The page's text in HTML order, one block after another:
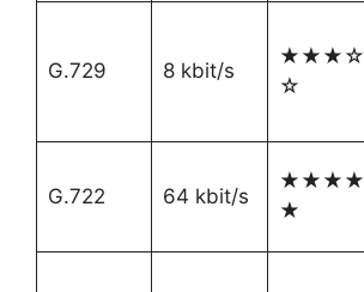
G.729 8 kbit/s
★★★☆
☆
G.722 64 kbit/s
★★★★
★